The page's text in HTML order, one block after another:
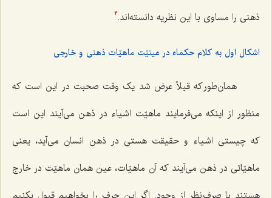
ذهنی را مساوی با این نظریه دانسته‌اند.3
اشکال اول به کلام حکماء در عینیّت ماهیّات ذهنی و خارجی
همان‌طور که قبلاً عرض شد یک وقت صحبت در این است که
منظور از اینکه می‌فرمایند ماهیّت اشیاء در ذهن می‌آیند این است
که چیستی اشیاء و حقیقت هستی در ذهن انسان می‌آید، یعنی
ماهیّاتی در ذهن می‌آیند که آن ماهیّات، عین همان ماهیّت در خارج